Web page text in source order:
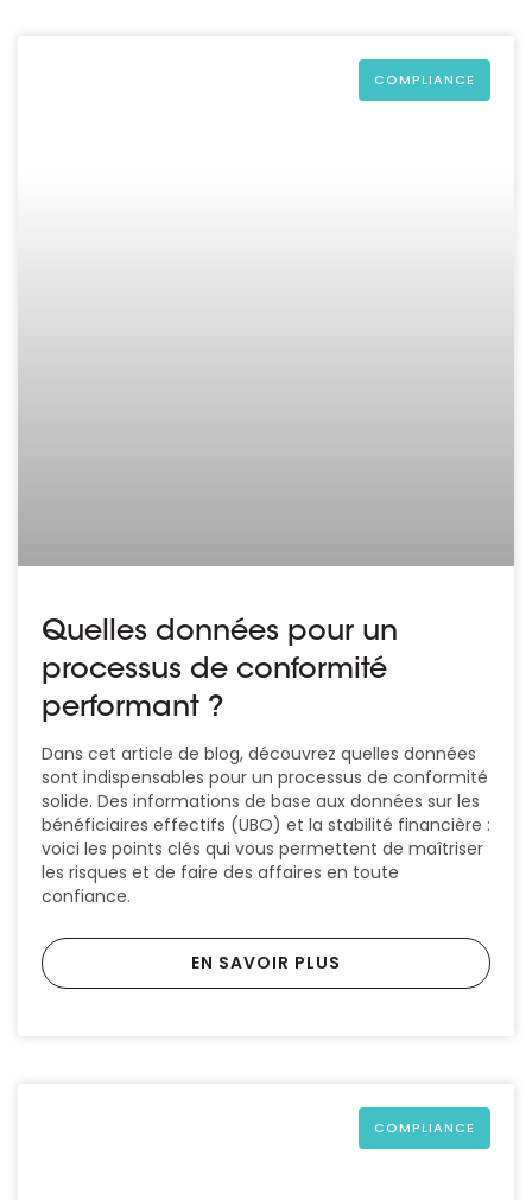
COMPLIANCE
Quelles données pour un
processus de conformité
performant ?
Dans cet article de blog, découvrez quelles données
sont indispensables pour un processus de conformité
solide. Des informations de base aux données sur les
bénéficiaires effectifs (UBO) et la stabilité financière :
voici les points clés qui vous permettent de maîtriser
les risques et de faire des affaires en toute
confiance.
EN SAVOIR PLUS
COMPLIANCE